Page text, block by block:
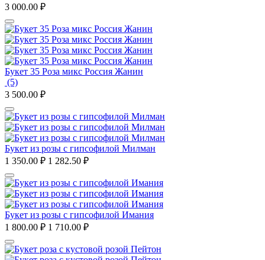
3 000.00 ₽
Букет 35 Роза микс Россия Жанин
(5)
3 500.00 ₽
Букет из розы с гипсофилой Милман
1 350.00 ₽ 1 282.50 ₽
Букет из розы с гипсофилой Имания
1 800.00 ₽ 1 710.00 ₽